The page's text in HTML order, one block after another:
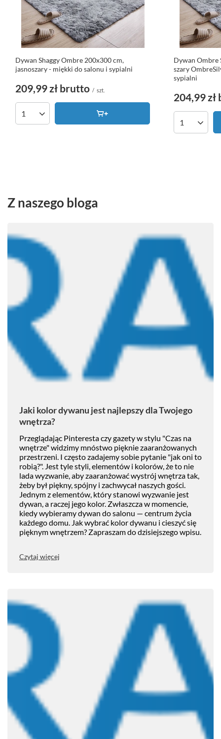
Dywan Shaggy Ombre 200x300 cm,
jasnoszary - miękki do salonu i sypialni
209,99 zł brutto / szt.
Ilość produktów
Dywan Ombre
szary
sypialni
204,99 zł
Ilość
Z naszego bloga
Jaki kolor dywanu jest najlepszy dla Twojego
wnętrza?
Przeglądając Pinteresta czy gazety w stylu "Czas na
wnętrze" widzimy mnóstwo pięknie zaaranżowanych
przestrzeni. I często zadajemy sobie pytanie "jak oni to
robią?". Jest tyle styli, elementów i kolorów, że to nie
lada wyzwanie, aby zaaranżować wystrój wnętrza tak,
żeby był piękny, spójny i zachwycał naszych gości.
Jednym z elementów, który stanowi wyzwanie jest
dywan, a raczej jego kolor. Zwłaszcza w momencie,
kiedy wybieramy dywan do salonu — centrum życia
każdego domu. Jak wybrać kolor dywanu i cieszyć się
pięknym wnętrzem? Zapraszam do dzisiejszego wpisu.
Czytaj więcej